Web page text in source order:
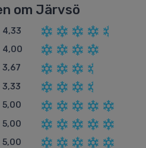
om Järvsö
4,33
4,00
3,67
3,33
5,00
5,00
5,00